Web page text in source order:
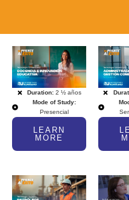
Duration: 2 ½ años
Mode of Study:
Presencial
LEARN
MORE